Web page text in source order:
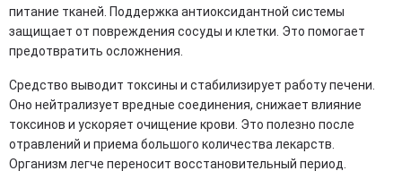
питание тканей. Поддержка антиоксидантной системы
защищает от повреждения сосуды и клетки. Это помогает
предотвратить осложнения.
Средство выводит токсины и стабилизирует работу печени.
Оно нейтрализует вредные соединения, снижает влияние
токсинов и ускоряет очищение крови. Это полезно после
отравлений и приема большого количества лекарств.
Организм легче переносит восстановительный период.